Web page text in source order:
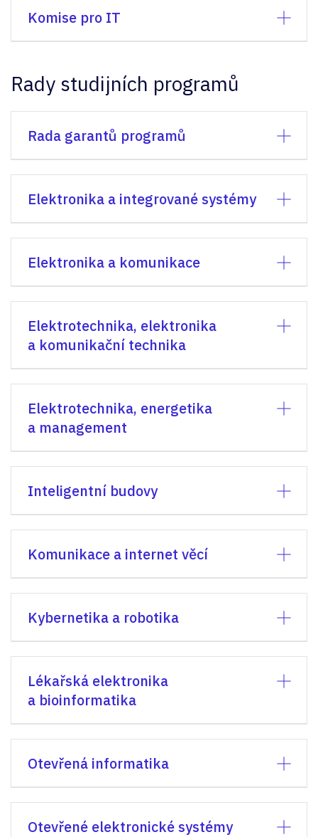
Komise pro IT
Rady studijních programů
Rada garantů programů
Elektronika a integrované systémy
Elektronika a komunikace
Elektrotechnika, elektronika
a komunikační technika
Elektrotechnika, energetika
a management
Inteligentní budovy
Komunikace a internet věcí
Kybernetika a robotika
Lékařská elektronika
a bioinformatika
Otevřená informatika
Otevřené elektronické systémy